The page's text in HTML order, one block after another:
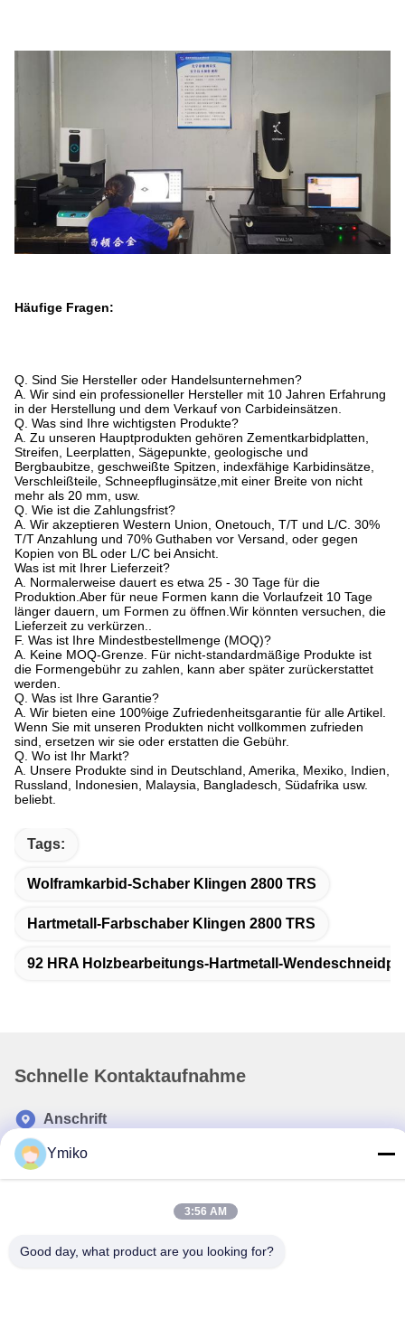
Häufige Fragen:
Q. Sind Sie Hersteller oder Handelsunternehmen?
A. Wir sind ein professioneller Hersteller mit 10 Jahren Erfahrung
in der Herstellung und dem Verkauf von Carbideinsätzen.
Q. Was sind Ihre wichtigsten Produkte?
A. Zu unseren Hauptprodukten gehören Zementkarbidplatten,
Streifen, Leerplatten, Sägepunkte, geologische und
Bergbaubitze, geschweißte Spitzen, indexfähige Karbidinsätze,
Verschleißteile, Schneepfluginsätze,mit einer Breite von nicht
mehr als 20 mm, usw.
Q. Wie ist die Zahlungsfrist?
A. Wir akzeptieren Western Union, Onetouch, T/T und L/C. 30%
T/T Anzahlung und 70% Guthaben vor Versand, oder gegen
Kopien von BL oder L/C bei Ansicht.
Was ist mit Ihrer Lieferzeit?
A. Normalerweise dauert es etwa 25 - 30 Tage für die
Produktion.Aber für neue Formen kann die Vorlaufzeit 10 Tage
länger dauern, um Formen zu öffnen.Wir könnten versuchen, die
Lieferzeit zu verkürzen..
F. Was ist Ihre Mindestbestellmenge (MOQ)?
A. Keine MOQ-Grenze. Für nicht-standardmäßige Produkte ist
die Formengebühr zu zahlen, kann aber später zurückerstattet
werden.
Q. Was ist Ihre Garantie?
A. Wir bieten eine 100%ige Zufriedenheitsgarantie für alle Artikel.
Wenn Sie mit unseren Produkten nicht vollkommen zufrieden
sind, ersetzen wir sie oder erstatten die Gebühr.
Q. Wo ist Ihr Markt?
A. Unsere Produkte sind in Deutschland, Amerika, Mexiko, Indien,
Russland, Indonesien, Malaysia, Bangladesch, Südafrika usw.
beliebt.
Tags:
Wolframkarbid-Schaber Klingen 2800 TRS
Hartmetall-Farbschaber Klingen 2800 TRS
92 HRA Holzbearbeitungs-Hartmetall-
Schnelle Kontaktaufnahme
Anschrift
Nr. 2618, 4. Konggang Road, Südwest-Flughafen-
Wirtschaftsentwicklungszone, Stadt Chengdu, Sichuan, PR
China.
86-28-85739522
Ymiko
3:56 AM
Good day, what product are you looking for?